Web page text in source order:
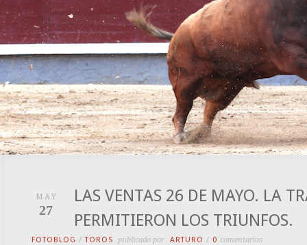
MAY
27
LAS VENTAS 26 DE MAYO. LA
PERMITIERON LOS TRIUNFOS.
FOTOBLOG /TOROS publicado por ARTURO / 0 comentarios